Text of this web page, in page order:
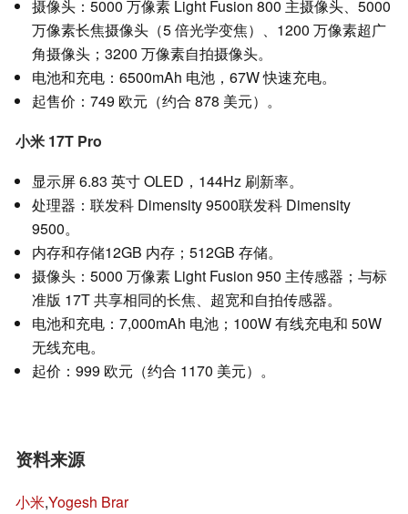
摄像头：5000 万像素 Light Fusion 800 主摄像头、5000
万像素长焦摄像头（5 倍光学变焦）、1200 万像素超广
角摄像头；3200 万像素自拍摄像头。
电池和充电：6500mAh 电池，67W 快速充电。
起售价：749 欧元（约合 878 美元）。
小米 17T Pro
显示屏 6.83 英寸 OLED，144Hz 刷新率。
处理器：联发科 Dimensity 9500联发科 Dimensity
9500。
内存和存储12GB 内存；512GB 存储。
摄像头：5000 万像素 Light Fusion 950 主传感器；与标
准版 17T 共享相同的长焦、超宽和自拍传感器。
电池和充电：7,000mAh 电池；100W 有线充电和 50W
无线充电。
起价：999 欧元（约合 1170 美元）。
资料来源
小米,Yogesh Brar